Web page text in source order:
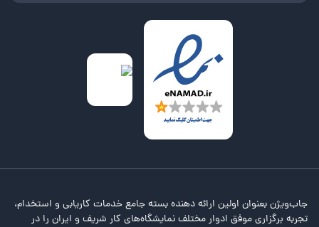
جاب‌ویژن بعنوان اولین ارائه دهنده بسته جامع خدمات کاریابی و استخدام،
تجربه برگزاری موفق ادوار مختلف نمایشگاه‌های کار شریف و ایران را در